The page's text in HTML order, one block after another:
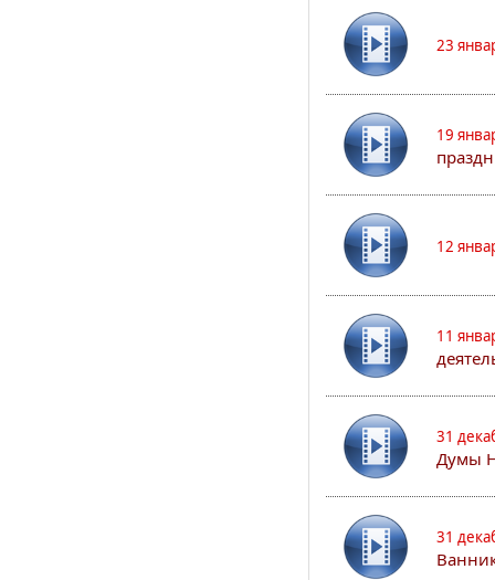
23
19
12
11
31
Думы
31